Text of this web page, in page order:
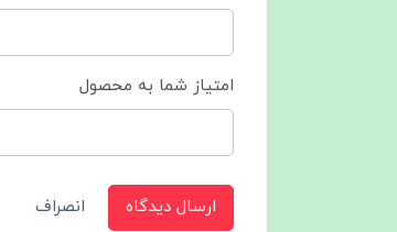
امتیاز شما به محصول
ارسال دیدگاه انصراف